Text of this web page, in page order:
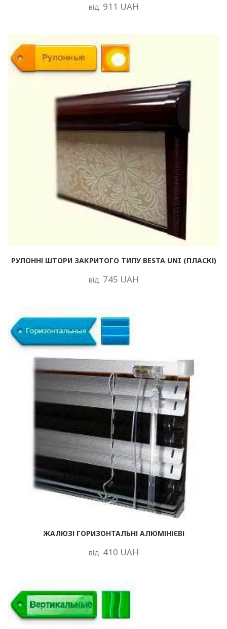
від 911 UAH
РУЛОННІ ШТОРИ ЗАКРИТОГО ТИПУ BESTA UNI (ПЛАСКІ)
від 745 UAH
ЖАЛЮЗІ ГОРИЗОНТАЛЬНІ АЛЮМІНІЄВІ
від 410 UAH